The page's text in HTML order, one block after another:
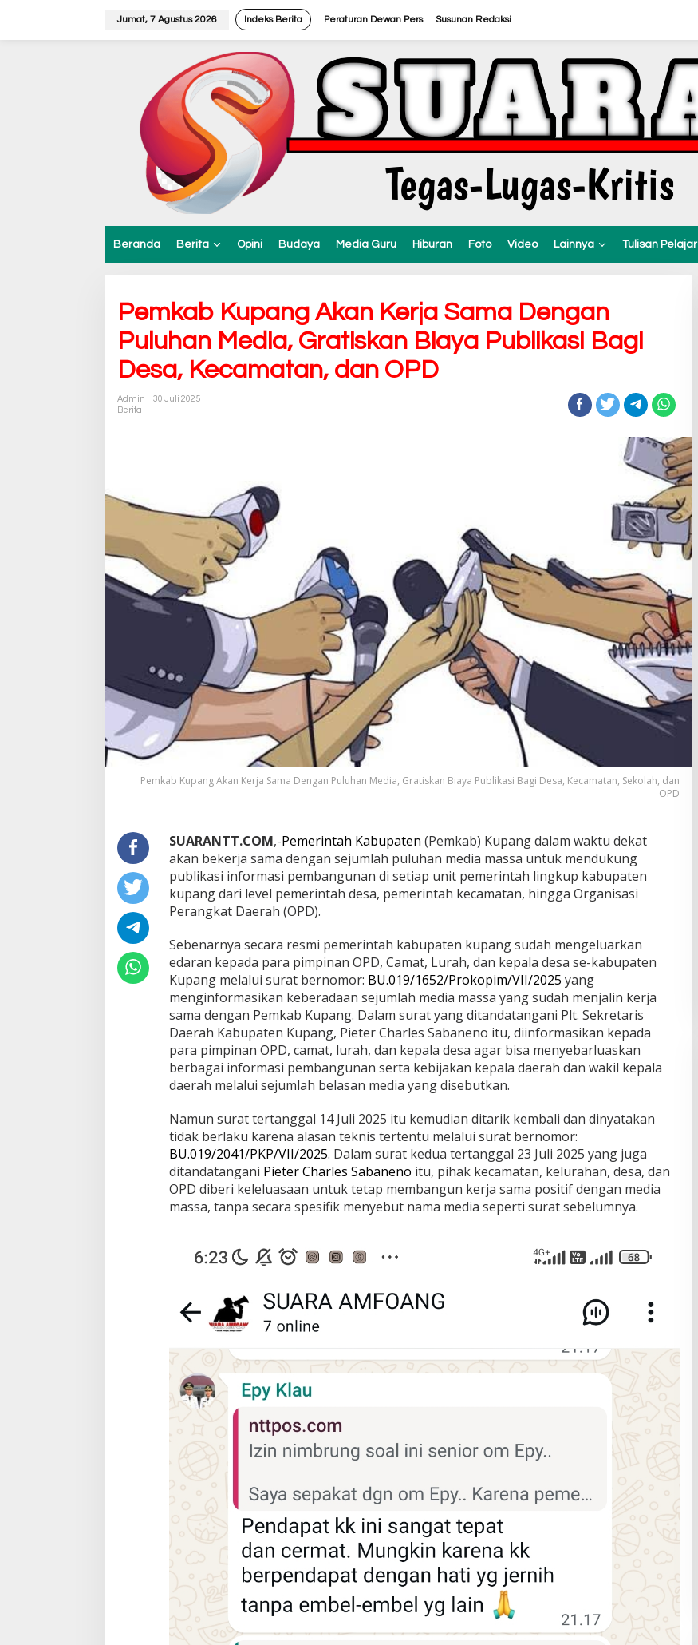
Jumat, 7 Agustus 2026 Indeks Berita Peraturan Dewan Pers Susunan Redaksi
Beranda Berita Opini Budaya Media Guru Hiburan Foto Video Lainnya Tulisan Pelajar
Pemkab Kupang Akan Kerja Sama Dengan
Puluhan Media, Gratiskan Biaya Publikasi Bagi
Desa, Kecamatan, dan OPD
Admin
30 Juli 2025
Berita
Pemkab Kupang Akan Kerja Sama Dengan Puluhan Media, Gratiskan Biaya Publikasi Bagi Desa, Kecamatan, Sekolah, dan
OPD
SUARANTT.COM,-Pemerintah Kabupaten (Pemkab) Kupang dalam waktu dekat
akan bekerja sama dengan sejumlah puluhan media massa untuk mendukung
publikasi informasi pembangunan di setiap unit pemerintah lingkup kabupaten
kupang dari level pemerintah desa, pemerintah kecamatan, hingga Organisasi
Perangkat Daerah (OPD).
Sebenarnya secara resmi pemerintah kabupaten kupang sudah mengeluarkan
edaran kepada para pimpinan OPD, Camat, Lurah, dan kepala desa se-kabupaten
Kupang melalui surat bernomor: BU.019/1652/Prokopim/VII/2025 yang
menginformasikan keberadaan sejumlah media massa yang sudah menjalin kerja
sama dengan Pemkab Kupang. Dalam surat yang ditandatangani Plt. Sekretaris
Daerah Kabupaten Kupang, Pieter Charles Sabaneno itu, diinformasikan kepada
para pimpinan OPD, camat, lurah, dan kepala desa agar bisa menyebarluaskan
berbagai informasi pembangunan serta kebijakan kepala daerah dan wakil kepala
daerah melalui sejumlah belasan media yang disebutkan.
Namun surat tertanggal 14 Juli 2025 itu kemudian ditarik kembali dan dinyatakan
tidak berlaku karena alasan teknis tertentu melalui surat bernomor:
BU.019/2041/PKP/VII/2025. Dalam surat kedua tertanggal 23 Juli 2025 yang juga
ditandatangani Pieter Charles Sabaneno itu, pihak kecamatan, kelurahan, desa, dan
OPD diberi keleluasaan untuk tetap membangun kerja sama positif dengan media
massa, tanpa secara spesifik menyebut nama media seperti surat sebelumnya.